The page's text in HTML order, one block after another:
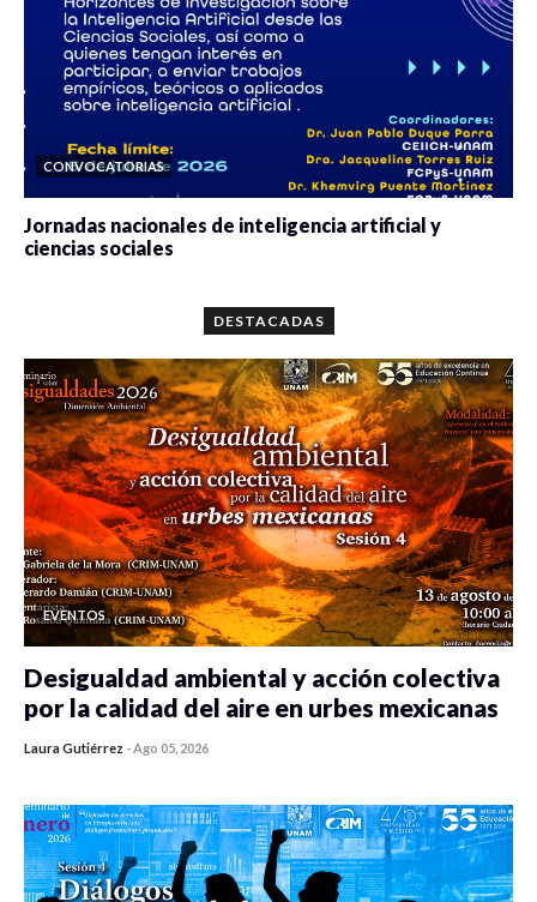
CONVOCATORIAS
Jornadas nacionales de inteligencia artificial y
ciencias sociales
DESTACADAS
EVENTOS
Desigualdad ambiental y acción colectiva
por la calidad del aire en urbes mexicanas
Laura Gutiérrez - Ago 05, 2026